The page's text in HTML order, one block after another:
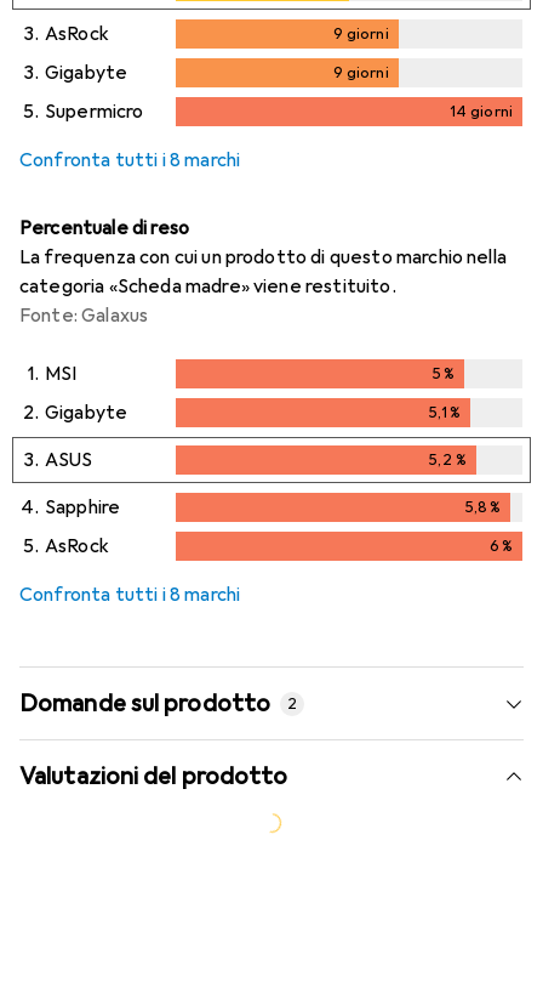
3. AsRock 9 giorni
3. Gigabyte 9 giorni
5. Supermicro 14 giorni
Confronta tutti i 8 marchi
Percentuale di reso
La frequenza con cui un prodotto di questo marchio nella
categoria «Scheda madre» viene restituito.
Fonte: Galaxus
1. MSI 5%
2. Gigabyte 5,1%
3. ASUS 5,2 %
5,2%
4. Sapphire 5,8%
5,8%
5. AsRock 6%
Confronta tutti i 8 marchi
Domande sul prodotto 2
Valutazioni del prodotto